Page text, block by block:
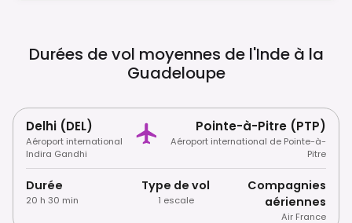
Marines, Est Importante.
Durées de vol moyennes de l'Inde à la
Guadeloupe
Delhi (DEL)
Aéroport international
Indira Gandhi
Pointe-à-Pitre (PTP)
Aéroport international de Pointe-à-
Pitre
Durée
20 h 30 min
Type de vol
1 escale
Compagnies
aériennes
Air France